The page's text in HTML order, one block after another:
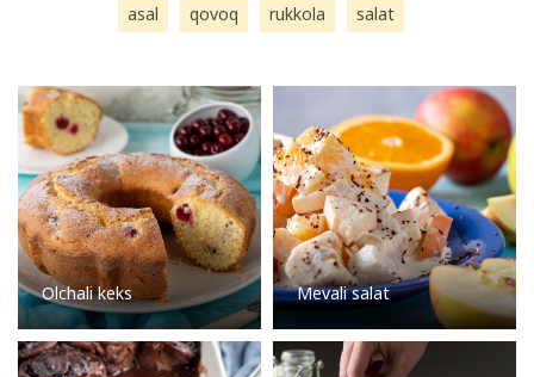
asal qovoq rukkola salat
Olchali keks Mevali salat